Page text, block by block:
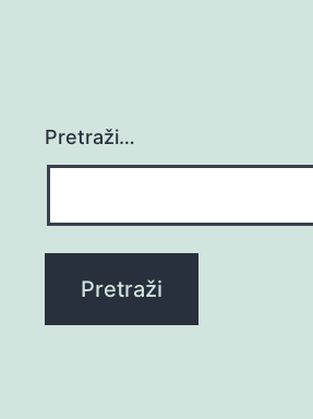
Pretraži…